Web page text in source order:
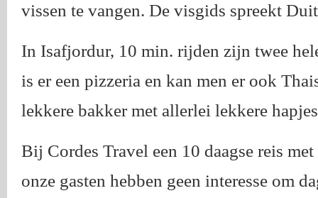
vissen te vangen. De visgids spreekt
In Isafjordur, 10 min. rijden zijn twee
is er een pizzeria en kan men er ook
lekkere bakker met allerlei lekkere
Bij Cordes Travel een 10 daagse reis met
onze gasten hebben geen interesse om